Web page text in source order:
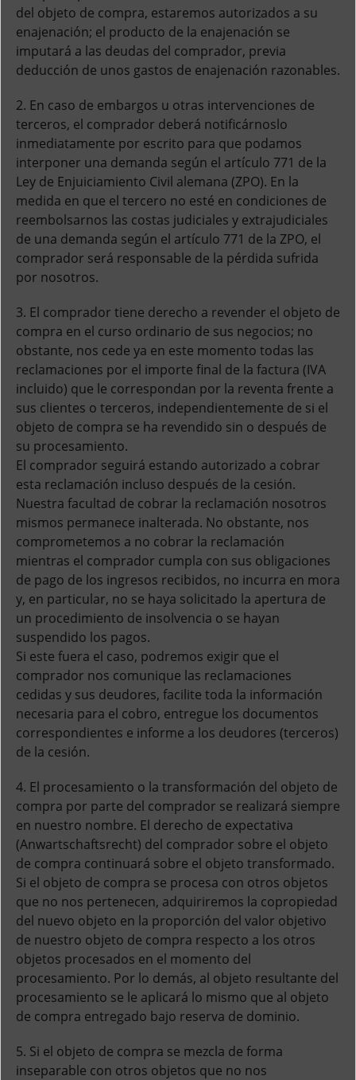
del objeto de compra, estaremos autorizados a su
enajenación; el producto de la enajenación se
imputará a las deudas del comprador, previa
deducción de unos gastos de enajenación razonables.
2. En caso de embargos u otras intervenciones de
terceros, el comprador deberá notificárnoslo
inmediatamente por escrito para que podamos
interponer una demanda según el artículo 771 de la
Ley de Enjuiciamiento Civil alemana (ZPO). En la
medida en que el tercero no esté en condiciones de
reembolsarnos las costas judiciales y extrajudiciales
de una demanda según el artículo 771 de la ZPO, el
comprador será responsable de la pérdida sufrida
por nosotros.
3. El comprador tiene derecho a revender el objeto de
compra en el curso ordinario de sus negocios; no
obstante, nos cede ya en este momento todas las
reclamaciones por el importe final de la factura (IVA
incluido) que le correspondan por la reventa frente a
sus clientes o terceros, independientemente de si el
objeto de compra se ha revendido sin o después de
su procesamiento.
El comprador seguirá estando autorizado a cobrar
esta reclamación incluso después de la cesión.
Nuestra facultad de cobrar la reclamación nosotros
mismos permanece inalterada. No obstante, nos
comprometemos a no cobrar la reclamación
mientras el comprador cumpla con sus obligaciones
de pago de los ingresos recibidos, no incurra en mora
y, en particular, no se haya solicitado la apertura de
un procedimiento de insolvencia o se hayan
suspendido los pagos.
Si este fuera el caso, podremos exigir que el
comprador nos comunique las reclamaciones
cedidas y sus deudores, facilite toda la información
necesaria para el cobro, entregue los documentos
correspondientes e informe a los deudores (terceros)
de la cesión.
4. El procesamiento o la transformación del objeto de
compra por parte del comprador se realizará siempre
en nuestro nombre. El derecho de expectativa
(Anwartschaftsrecht) del comprador sobre el objeto
de compra continuará sobre el objeto transformado.
Si el objeto de compra se procesa con otros objetos
que no nos pertenecen, adquiriremos la copropiedad
del nuevo objeto en la proporción del valor objetivo
de nuestro objeto de compra respecto a los otros
objetos procesados en el momento del
procesamiento. Por lo demás, al objeto resultante del
procesamiento se le aplicará lo mismo que al objeto
de compra entregado bajo reserva de dominio.
5. Si el objeto de compra se mezcla de forma
inseparable con otros objetos que no nos